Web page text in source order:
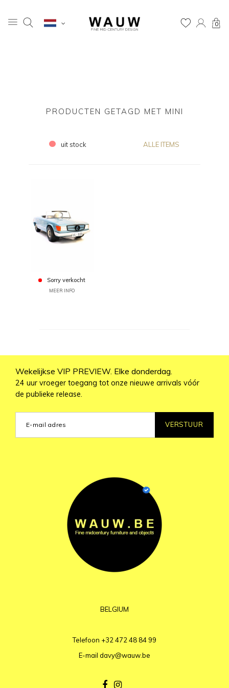
0
PRODUCTEN GETAGD MET MINI
uit stock ALLE ITEMS
Sorry verkocht
MEER INFO
Wekelijkse VIP PREVIEW. Elke donderdag.
24 uur vroeger toegang tot onze nieuwe arrivals vóór
de publieke release.
VERSTUUR
BELGIUM
Telefoon +32 472 48 84 99
E-mail davy@wauw.be